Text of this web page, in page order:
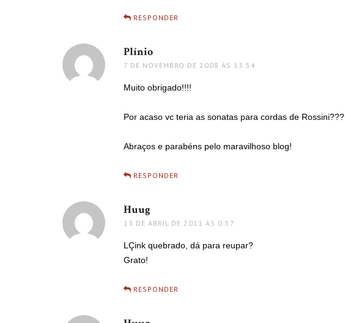
RESPONDER
Plínio
7 DE NOVEMBRO DE 2008 ÀS 13:54
Muito obrigado!!!!
Por acaso vc teria as sonatas para cordas de Rossini???
Abraços e parabéns pelo maravilhoso blog!
RESPONDER
Huug
13 DE ABRIL DE 2011 ÀS 0:57
LÇink quebrado, dá para reupar?
Grato!
RESPONDER